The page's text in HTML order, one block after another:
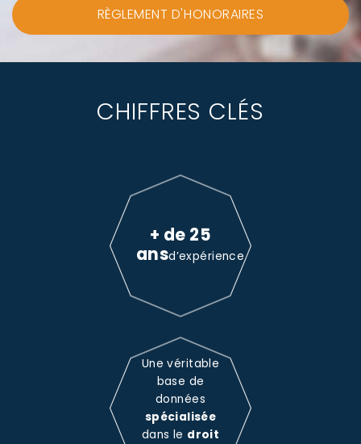
RÈGLEMENT D'HONORAIRES
CHIFFRES CLÉS
+ de 25
ansd’expérience
Une véritable
base de
données
spécialisée
dans le droit